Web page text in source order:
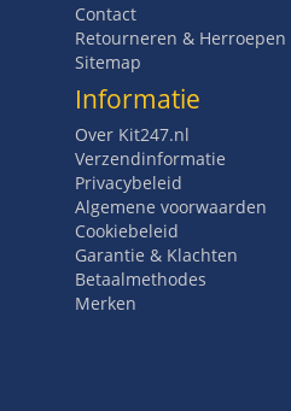
Contact
Retourneren & Herroepen
Sitemap
Informatie
Over Kit247.nl
Verzendinformatie
Privacybeleid
Algemene voorwaarden
Cookiebeleid
Garantie & Klachten
Betaalmethodes
Merken